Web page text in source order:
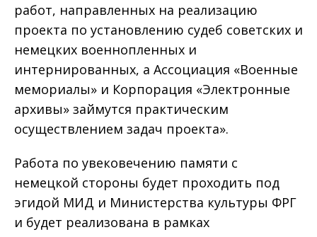
работ, направленных на реализацию
проекта по установлению судеб советских и
немецких военнопленных и
интернированных, а Ассоциация «Военные
мемориалы» и Корпорация «Электронные
архивы» займутся практическим
осуществлением задач проекта».
Работа по увековечению памяти с
немецкой стороны будет проходить под
эгидой МИД и Министерства культуры ФРГ
и будет реализована в рамках